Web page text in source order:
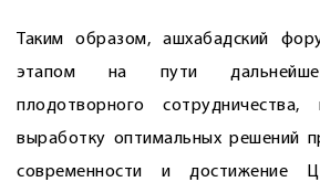
Таким образом, ашхабадский
этапом на пути
плодотворного сотрудничества,
выработку оптимальных решений
современности и достижение